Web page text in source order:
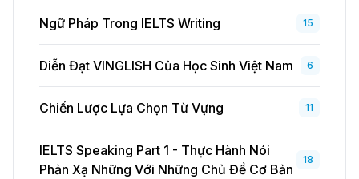
Ngữ Pháp Trong IELTS Writing 15
Diễn Đạt VINGLISH Của Học Sinh Việt Nam 6
Chiến Lược Lựa Chọn Từ Vựng 11
IELTS Speaking Part 1 - Thực Hành Nói
Phản Xạ Những Với Những Chủ Đề Cơ Bản
18